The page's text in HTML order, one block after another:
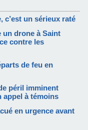
c’est un sérieux raté
un drone à Saint
contre les
de feu en
péril imminent
appel à témoins
en urgence avant